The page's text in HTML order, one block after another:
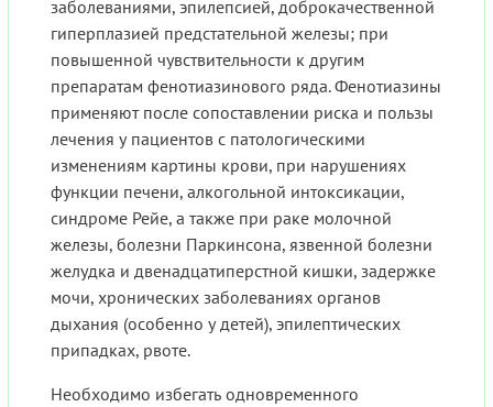
заболеваниями, эпилепсией, доброкачественной
гиперплазией предстательной железы; при
повышенной чувствительности к другим
препаратам фенотиазинового ряда. Фенотиазины
применяют после сопоставлении риска и пользы
лечения у пациентов с патологическими
изменениям картины крови, при нарушениях
функции печени, алкогольной интоксикации,
синдроме Рейе, а также при раке молочной
железы, болезни Паркинсона, язвенной болезни
желудка и двенадцатиперстной кишки, задержке
мочи, хронических заболеваниях органов
дыхания (особенно у детей), эпилептических
припадках, рвоте.
Необходимо избегать одновременного